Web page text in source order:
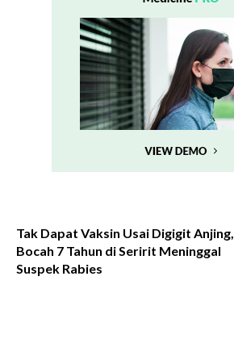
Tak Dapat Vaksin Usai Digigit Anjing,
Bocah 7 Tahun di Seririt Meninggal
Suspek Rabies